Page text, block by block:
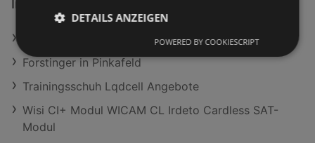
Interessantes auf wogibtswas.at
Forstinger in Pinkafeld
Trainingsschuh Lqdcell Angebote
Wisi CI+ Modul WICAM CL Irdeto Cardless SAT-
Modul
DETAILS ANZEIGEN
POWERED BY COOKIESCRIPT